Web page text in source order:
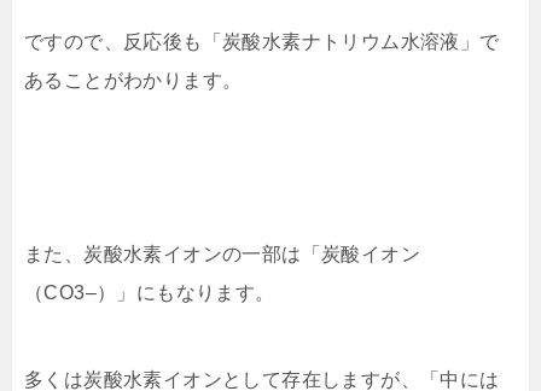
ですので、反応後も「炭酸水素ナトリウム水溶液」 で
あることがわかります。
また、炭酸水素イオンの一部は「炭酸イオン
（CO3–）」 にもなります。
多くは炭酸水素イオンとして存在しますが、「中には